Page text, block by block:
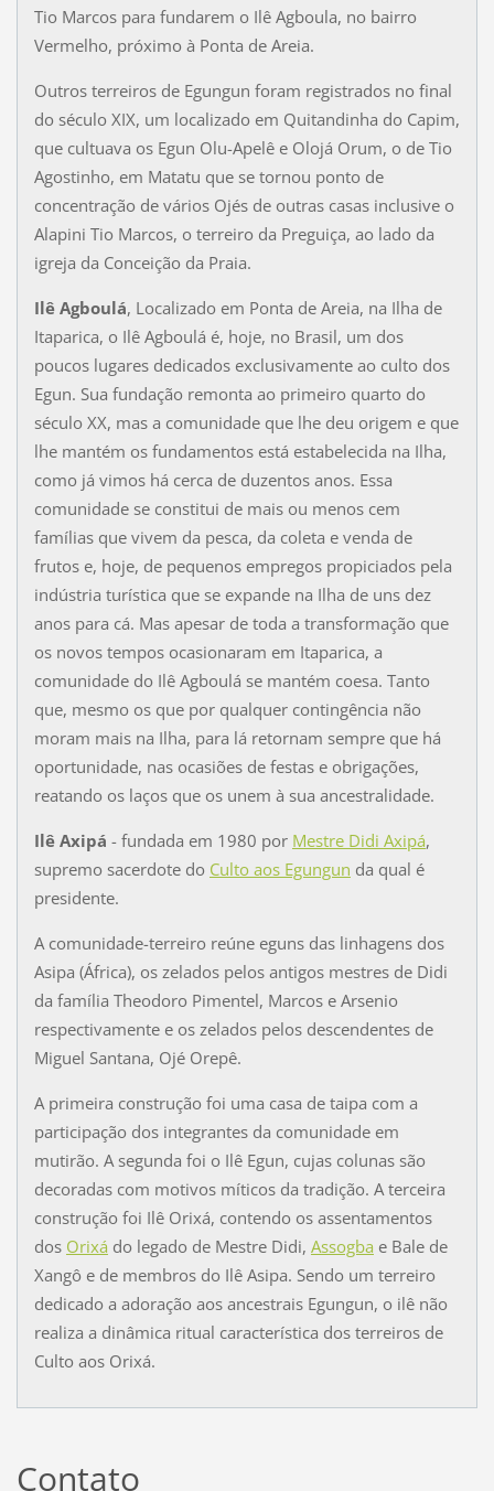
Tio Marcos para fundarem o Ilê Agboula, no bairro
Vermelho, próximo à Ponta de Areia.
Outros terreiros de Egungun foram registrados no final
do século XIX, um localizado em Quitandinha do Capim,
que cultuava os Egun Olu-Apelê e Olojá Orum, o de Tio
Agostinho, em Matatu que se tornou ponto de
concentração de vários Ojés de outras casas inclusive o
Alapini Tio Marcos, o terreiro da Preguiça, ao lado da
igreja da Conceição da Praia.
Ilê Agboulá, Localizado em Ponta de Areia, na Ilha de
Itaparica, o Ilê Agboulá é, hoje, no Brasil, um dos
poucos lugares dedicados exclusivamente ao culto dos
Egun. Sua fundação remonta ao primeiro quarto do
século XX, mas a comunidade que lhe deu origem e que
lhe mantém os fundamentos está estabelecida na Ilha,
como já vimos há cerca de duzentos anos. Essa
comunidade se constitui de mais ou menos cem
famílias que vivem da pesca, da coleta e venda de
frutos e, hoje, de pequenos empregos propiciados pela
indústria turística que se expande na Ilha de uns dez
anos para cá. Mas apesar de toda a transformação que
os novos tempos ocasionaram em Itaparica, a
comunidade do Ilê Agboulá se mantém coesa. Tanto
que, mesmo os que por qualquer contingência não
moram mais na Ilha, para lá retornam sempre que há
oportunidade, nas ocasiões de festas e obrigações,
reatando os laços que os unem à sua ancestralidade.
Ilê Axipá - fundada em 1980 por Mestre Didi Axipá,
supremo sacerdote do Culto aos Egungun da qual é
presidente.
A comunidade-terreiro reúne eguns das linhagens dos
Asipa (África), os zelados pelos antigos mestres de Didi
da família Theodoro Pimentel, Marcos e Arsenio
respectivamente e os zelados pelos descendentes de
Miguel Santana, Ojé Orepê.
A primeira construção foi uma casa de taipa com a
participação dos integrantes da comunidade em
mutirão. A segunda foi o Ilê Egun, cujas colunas são
decoradas com motivos míticos da tradição. A terceira
construção foi Ilê Orixá, contendo os assentamentos
dos Orixá do legado de Mestre Didi, Assogba e Bale de
Xangô e de membros do Ilê Asipa. Sendo um terreiro
dedicado a adoração aos ancestrais Egungun, o ilê não
realiza a dinâmica ritual característica dos terreiros de
Culto aos Orixá.
Contato